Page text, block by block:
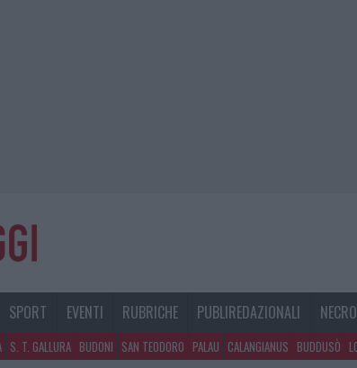
SPORT EVENTI RUBRICHE PUBLIREDAZIONALI
S. T. GALLURA BUDONI SAN TEODORO PALAU CALANGIANUS BUDDUSÒ